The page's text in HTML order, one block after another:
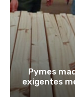
Pymes
exigentes